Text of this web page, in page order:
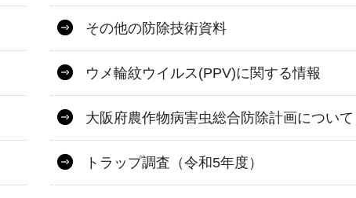
その他の防除技術資料
ウメ輪紋ウイルス(PPV)に関する情報
大阪府農作物病害虫総合防除計画について
トラップ調査（令和5年度）